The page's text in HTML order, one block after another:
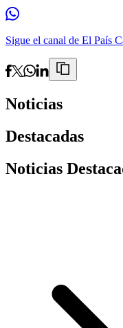
Sigue el canal de El País
Noticias
Destacadas
Noticias